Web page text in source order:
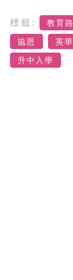
標籤: 教育路
協恩
英華
升中入學